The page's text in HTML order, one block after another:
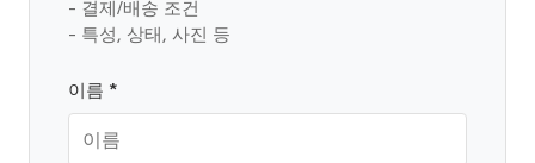
- 결제/배송 조건
- 특성, 상태, 사진 등
이름 *